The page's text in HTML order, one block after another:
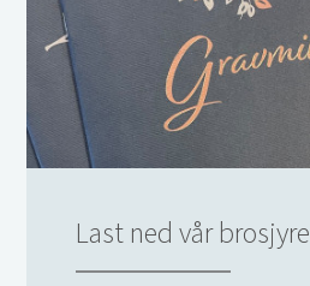
Last ned vår brosjyre